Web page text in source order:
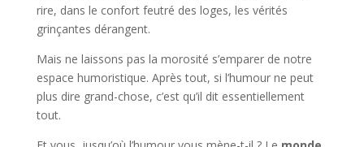
rire, dans le confort feutré des loges, les vérités
grinçantes dérangent.
Mais ne laissons pas la morosité s’emparer de notre
espace humoristique. Après tout, si l’humour ne peut
plus dire grand-chose, c’est qu’il dit essentiellement
tout.